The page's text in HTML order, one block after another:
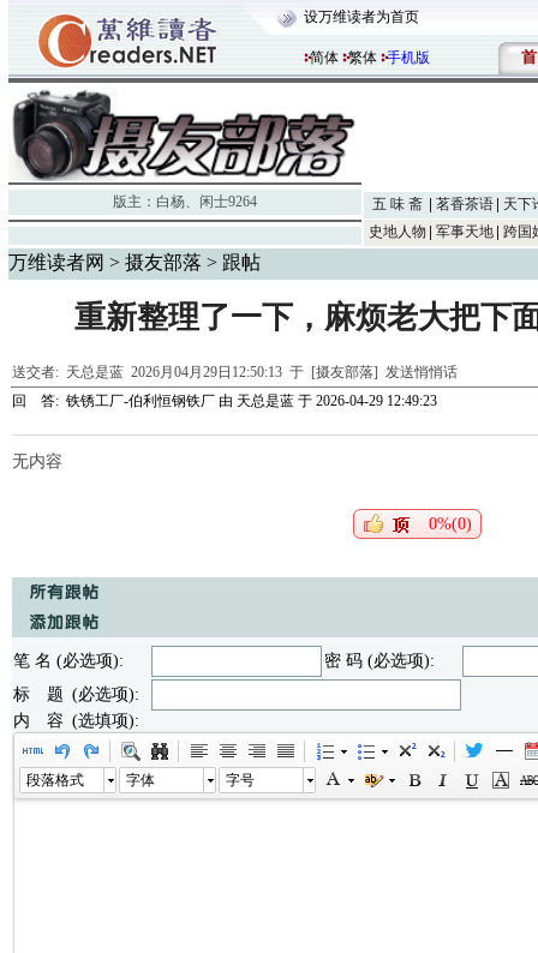
设万维读者为首页
简体 繁体 手机版 首
版主： 白杨、 闲士9264 五 味 斋 茗香茶语
天下
史地人物
军事天地 跨国
万维读者网 > 摄友部落 > 跟帖
重新整理了一下，麻烦老大把下
送交者: 天总是蓝 2026月04月29日12:50:13 于 [摄友部落] 发送悄悄话
回 答: 铁锈工厂-伯利恒钢铁厂 由 天总是蓝 于 2026-04-29 12:49:23
无内容
0%(0)
笔 名 (必选项):
密 码 (必选项):
标 题 (必选项):
内 容 (选填项):
段落格式 字体 字号